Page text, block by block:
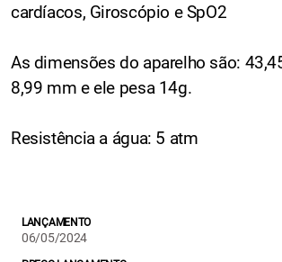
LANÇAMENTO
06/05/2024
cardíacos, Giroscópio e SpO2
As dimensões do aparelho são:
8,99 mm e ele pesa 14g.
Resistência a água: 5 atm